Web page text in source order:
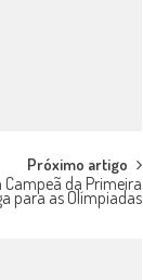
Próximo artigo
Campeã da Primeira
para as Olímpiadas